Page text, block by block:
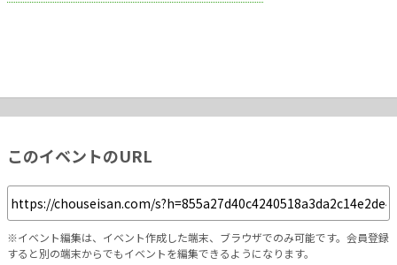
このイベントのURL
※イベント編集は、イベント作成した端末、ブラウザでのみ可能です。会員登録
すると別の端末からでもイベントを編集できるようになります。